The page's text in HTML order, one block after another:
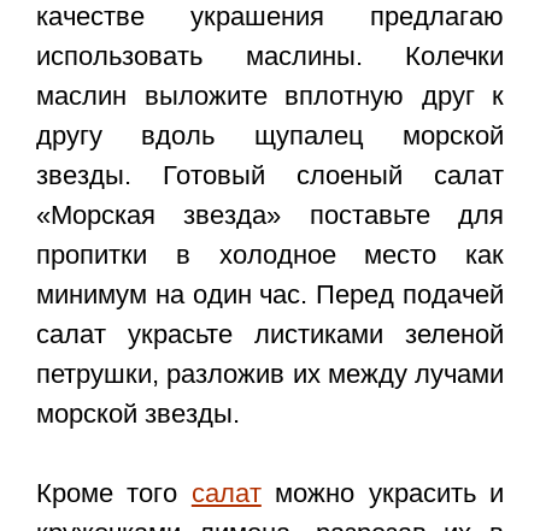
качестве украшения предлагаю
использовать маслины. Колечки
маслин выложите вплотную друг к
другу вдоль щупалец морской
звезды. Готовый слоеный салат
«Морская звезда» поставьте для
пропитки в холодное место как
минимум на один час. Перед подачей
салат украсьте листиками зеленой
петрушки, разложив их между лучами
морской звезды.
Кроме того салатможно украсить и